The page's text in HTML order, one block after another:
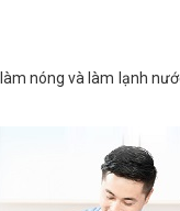
nóng và làm lạnh